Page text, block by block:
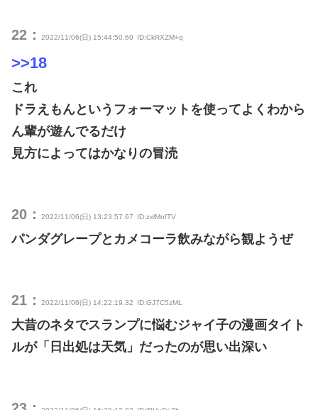
22： 2022/11/06(日) 15:44:50.60 ID:CkRXZM+q
>>18
これ
ドラえもんというフォーマットを使ってよくわから
ん輩が遊んでるだけ
見方によってはかなりの冒涜
20： 2022/11/06(日) 13:23:57.67 ID:zxlMnfTV
パンダグレープとカメコーラ飲みながら観ようぜ
21： 2022/11/06(日) 14:22:19.32 ID:GJ7C5zML
大昔のネタでスランプに悩むジャイ子の漫画タイト
ルが「日出処は天気」だったのが思い出深い